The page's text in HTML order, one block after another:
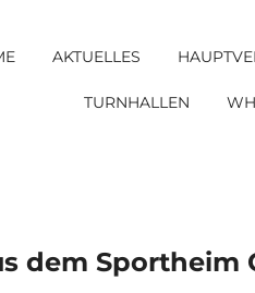
AKTUELLES
TURNHALLEN
dem Sportheim